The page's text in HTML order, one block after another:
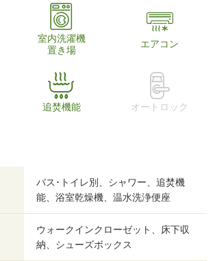
室内洗濯機
置き場
エアコン
追焚機能 オートロック
バス･トイレ別、シャワー、追焚機
能、浴室乾燥機、温水洗浄便座
ウォークインクローゼット、床下収
納、シューズボックス